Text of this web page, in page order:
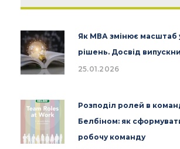
Як МВА змінює масштаб
рішень. Досвід
25.01.2026
Розподіл ролей в
Белбіном: як
робочу команду